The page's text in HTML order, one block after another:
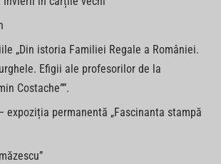
„Din istoria Familiei Regale a României.
Efigii ale profesorilor de la
Costache””.
expoziția permanentă „Fascinanta stampă